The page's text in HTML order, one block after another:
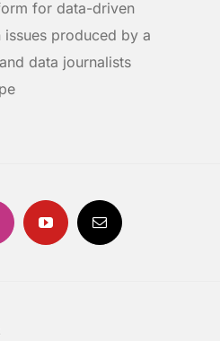
for data-driven
issues produced by a
data journalists